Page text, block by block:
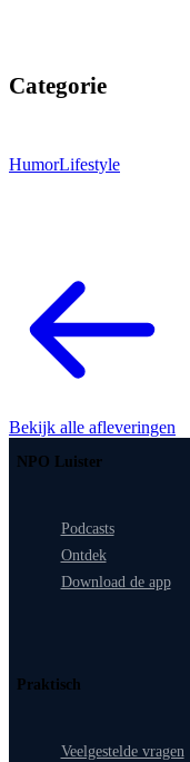
Categorie
HumorLifestyle
Bekijk alle afleveringen
NPO Luister
Podcasts
Ontdek
Download de app
Praktisch
Veelgestelde vragen